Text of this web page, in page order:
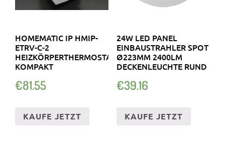
HOMEMATIC IP HMIP-
ETRV-C-2
HEIZKÖRPERTHERMOSTAT
KOMPAKT
€81.55
KAUFE JETZT
24W LED PANEL
EINBAUSTRAHLER SPOT
Ø223MM 2400LM
DECKENLEUCHTE RUND
€39.16
KAUFE JETZT